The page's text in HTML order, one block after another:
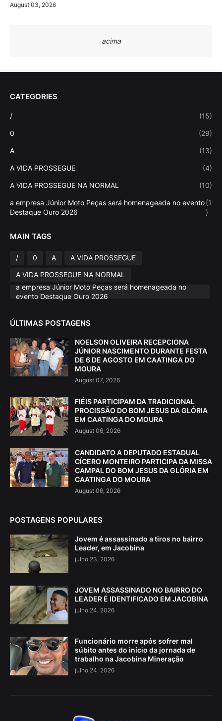
August 03, 2026
acima
CATEGORIES
/ (15)
0 (29)
A (13)
A VIDA PROSSEGUE (4)
A VIDA PROSSEGUE NA NORMAL (10)
a empresa Júnior Moto Peças será homenageada no evento
Destaque Ouro 2026
(1
)
MAIN TAGS
/ 0 A
A VIDA PROSSEGUE
A VIDA PROSSEGUE NA NORMAL
a empresa Júnior Moto Peças será homenageada no
evento Destaque Ouro 2026
ÚLTIMAS POSTAGENS
NOELSON OLIVEIRA RECEPCIONA
JÚNIOR NASCIMENTO DURANTE FESTA
DE 6 DE AGOSTO EM CAATINGA DO
MOURA
August 07, 2026
FIÉIS PARTICIPAM DA TRADICIONAL
PROCISSÃO DO BOM JESUS DA GLÓRIA
EM CAATINGA DO MOURA
August 06, 2026
CANDIDATO A DEPUTADO ESTADUAL
CÍCERO MONTEIRO PARTICIPA DA MISSA
CAMPAL DO BOM JESUS DA GLÓRIA EM
CAATINGA DO MOURA
August 06, 2026
POSTAGENS POPULARES
Jovem é assassinado a tiros no bairro
Leader, em Jacobina
julho 23, 2026
JOVEM ASSASSINADO NO BAIRRO DO
LEADER É IDENTIFICADO EM JACOBINA
julho 24, 2026
Funcionário morre após sofrer mal
súbito antes do início da jornada de
trabalho na Jacobina Mineração
julho 24, 2026